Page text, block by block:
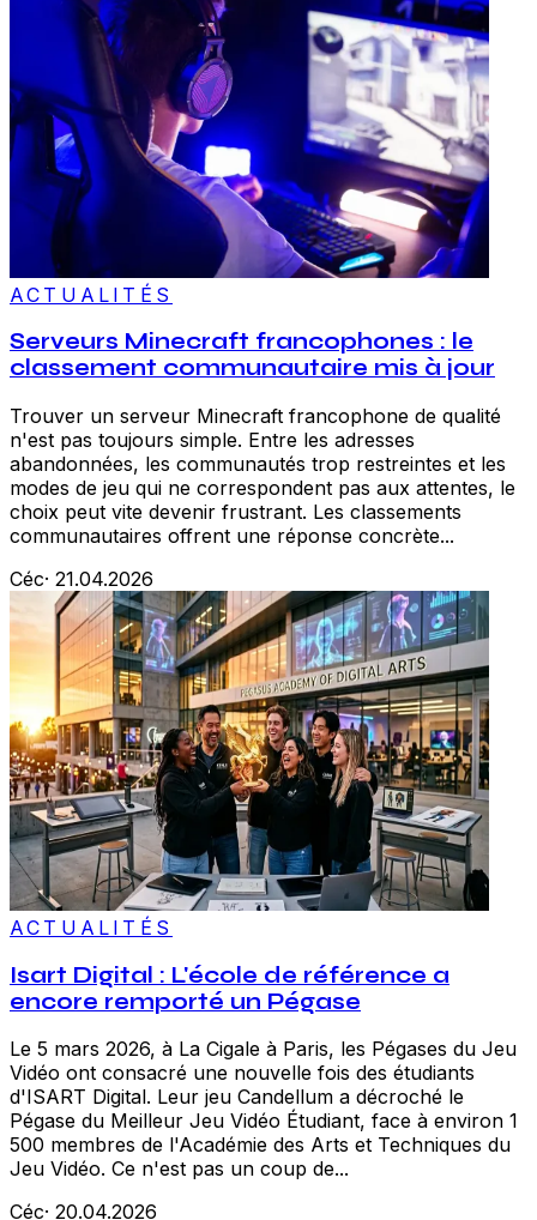
ACTUALITÉS
Serveurs Minecraft francophones : le
classement communautaire mis à jour
Trouver un serveur Minecraft francophone de qualité
n'est pas toujours simple. Entre les adresses
abandonnées, les communautés trop restreintes et les
modes de jeu qui ne correspondent pas aux attentes, le
choix peut vite devenir frustrant. Les classements
communautaires offrent une réponse concrète...
Céc· 21.04.2026
ACTUALITÉS
Isart Digital : L'école de référence a
encore remporté un Pégase
Le 5 mars 2026, à La Cigale à Paris, les Pégases du Jeu
Vidéo ont consacré une nouvelle fois des étudiants
d'ISART Digital. Leur jeu Candellum a décroché le
Pégase du Meilleur Jeu Vidéo Étudiant, face à environ 1
500 membres de l'Académie des Arts et Techniques du
Jeu Vidéo. Ce n'est pas un coup de...
Céc· 20.04.2026